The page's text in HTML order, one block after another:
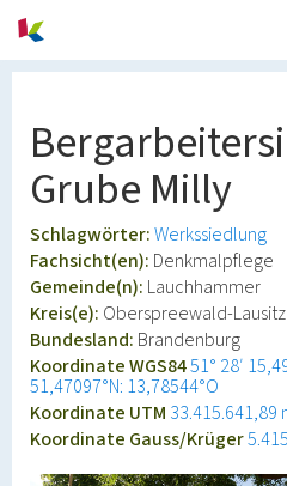
Grube Milly
Schlagwörter:Werkssiedlung
Fachsicht(en): Denkmalpflege
Gemeinde(n): Lauchhammer
Kreis(e): Oberspreewald-Lausitz
Bundesland: Brandenburg
Koordinate WGS8451° 28′
51,47097°N: 13,78544°O
Koordinate UTM 33.415.641,89
Koordinate Gauss/Krüger